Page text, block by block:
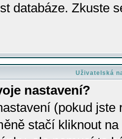
databáze. Zkuste
Uživatelská
nastavení?
(pokud
stačí kliknout